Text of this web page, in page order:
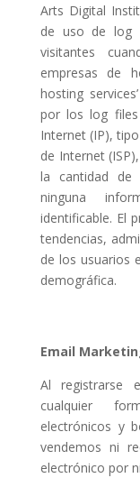
Arts Digital
de uso de log
visitantes
empresas de
hosting
por los log files
Internet (IP),
de Internet
la cantidad de
ninguna
identificable. El
tendencias,
de los usuarios
demográfica.
Email
Al registrarse
cualquier
electrónicos y
vendemos ni
electrónico por